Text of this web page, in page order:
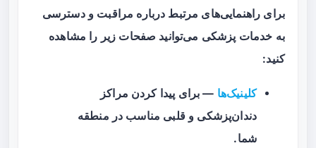
برای راهنمایی‌های مرتبط درباره مراقبت و دسترسی
به خدمات پزشکی می‌توانید صفحات زیر را مشاهده
کنید:
کلینیک‌ها — برای پیدا کردن مراکز
دندان‌پزشکی و قلبی مناسب در منطقه
شما.